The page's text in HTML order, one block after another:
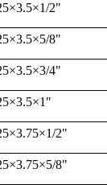
×3.5×1/2"
×3.5×5/8"
×3.5×3/4"
×3.5×1"
×3.75×1/2"
×3.75×5/8"